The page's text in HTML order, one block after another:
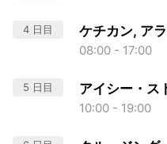
4 日目 ケチカン, ア
08:00 - 17:00
5 日目 アイシー・ス
10:00 - 19:00